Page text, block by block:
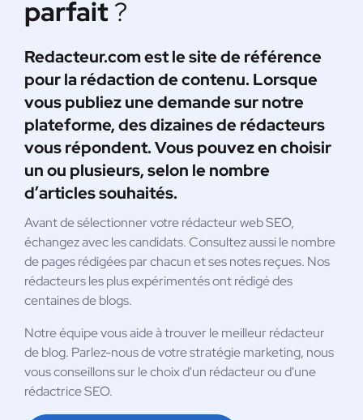
parfait?
Redacteur.com est le site de référence
pour la rédaction de contenu. Lorsque
vous publiez une demande sur notre
plateforme, des dizaines de rédacteurs
vous répondent. Vous pouvez en choisir
un ou plusieurs, selon le nombre
d’articles souhaités.
Avant de sélectionner votre rédacteur web SEO,
échangez avec les candidats. Consultez aussi le nombre
de pages rédigées par chacun et ses notes reçues. Nos
rédacteurs les plus expérimentés ont rédigé des
centaines de blogs.
Notre équipe vous aide à trouver le meilleur rédacteur
de blog. Parlez-nous de votre stratégie marketing, nous
vous conseillons sur le choix d'un rédacteur ou d'une
rédactrice SEO.